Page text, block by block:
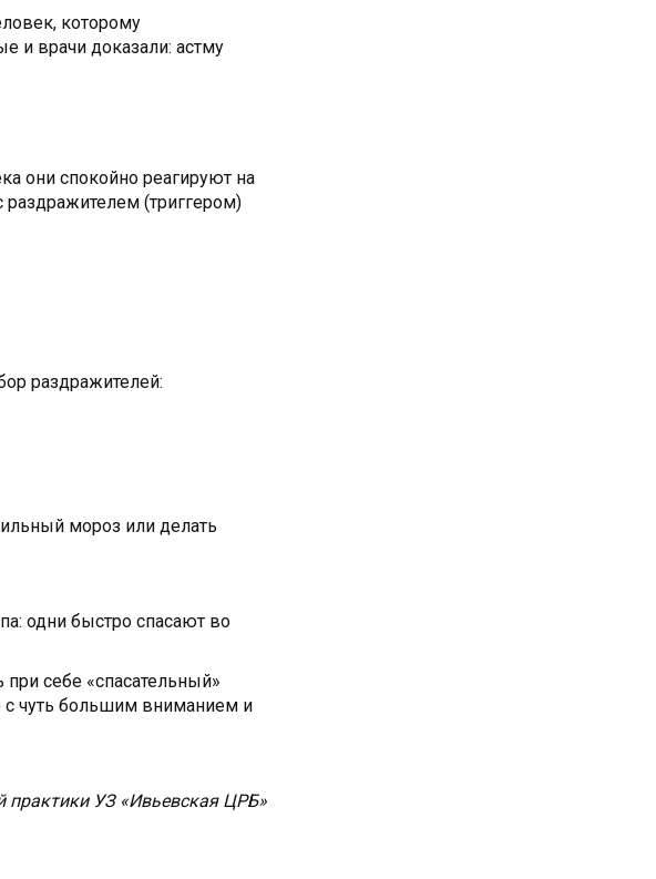
которому
и врачи доказали: астму
они спокойно реагируют на
(триггером)
раздражителей:
мороз или делать
одни быстро спасают во
себе «спасательный»
с чуть большим вниманием и
практики УЗ «Ивьевская ЦРБ»